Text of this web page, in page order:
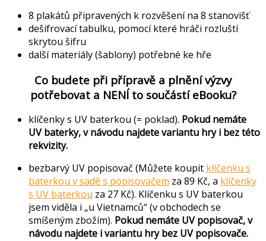
8 plakátů připravených k rozvěšení na 8 stanovišť
dešifrovací tabulku, pomocí které hráči rozluští
skrytou šifru
další materiály (šablony) potřebné ke hře
Co budete při přípravě a plnění výzvy
potřebovat a NENÍ to součástí eBooku?
klíčenky s UV baterkou (= poklad). Pokud nemáte
UV baterky, v návodu najdete variantu hry i bez této
rekvizity.
bezbarvý UV popisovač (Můžete koupit klíčenku s
baterkou v sadě s popisovačem za 89 Kč, a klíčenky
s UV baterkou za 27 Kč). Klíčenku s UV baterkou
jsem viděla i „u Vietnamců“ (v obchodech se
smíšeným zbožím). Pokud nemáte UV popisovač, v
návodu najdete i variantu hry bez UV popisovače.